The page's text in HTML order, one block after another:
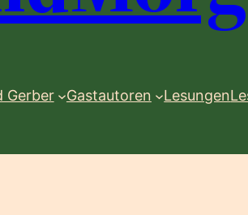
Gerber Gastautoren Lesungen